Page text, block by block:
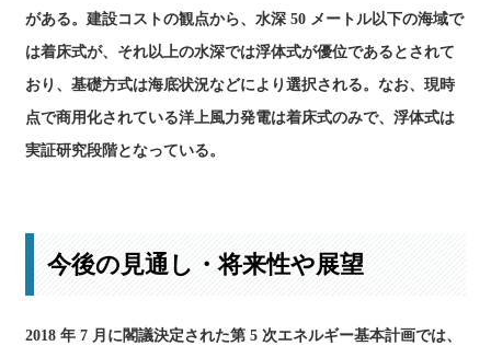
がある。建設コストの観点から、水深 50 メートル以下の海域で
は着床式が、それ以上の水深では浮体式が優位であるとされて
おり、基礎方式は海底状況などにより選択される。なお、現時
点で商用化されている洋上風力発電は着床式のみで、浮体式は
実証研究段階となっている。
今後の見通し・将来性や展望
2018 年 7 月に閣議決定された第 5 次エネルギー基本計画では、